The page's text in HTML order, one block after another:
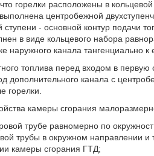
горелки расположены в
центробежной
- основной контур подачи
в виде кольцевого набора
канала тангенциально к
топлива перед входом в
дополнительного канала с
горелки.
камеры сгорания
трубе равномерно по
трубы в окружном направлении и
камеры сгорания ГТД;